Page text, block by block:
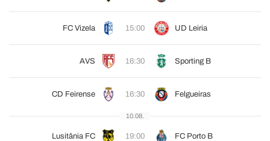
FC Vizela 15:00 UD Leiria
AVS 16:30 Sporting B
CD Feirense 16:30 Felgueiras
10.08.
Lusitânia FC 19:00 FC Porto B